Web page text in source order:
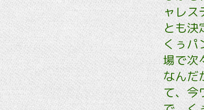
ャレス
とも決
くぅパ
場で次
なんだ
て、今